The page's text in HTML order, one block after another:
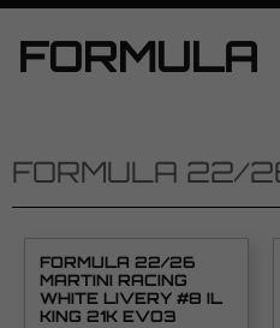
FORMULA
FORMULA 22/
FORMULA 22/26
MARTINI RACING
WHITE LIVERY #8 IL
KING 21K EVO3